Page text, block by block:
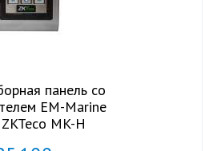
панель со
EM-Marine
MK-H